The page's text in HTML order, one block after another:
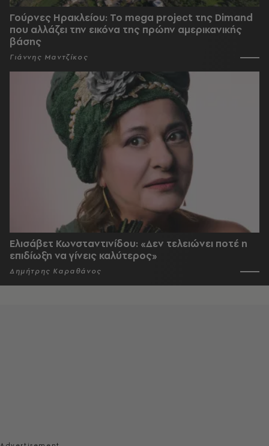
Γούρνες Ηρακλείου: To mega project της Dimand
που αλλάζει την εικόνα της πρώην αμερικανικής
βάσης
Γιάννης Μαντζίκος
Ελισάβετ Κωνσταντινίδου: «Δεν τελειώνει ποτέ η
επιδίωξη να γίνεις καλύτερος»
Δημήτρης Καραθάνος